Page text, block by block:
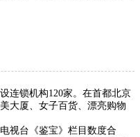
锁机构120家。在首都北京
大厦、女子百货、漂亮购物
台《鉴宝》栏目数度合